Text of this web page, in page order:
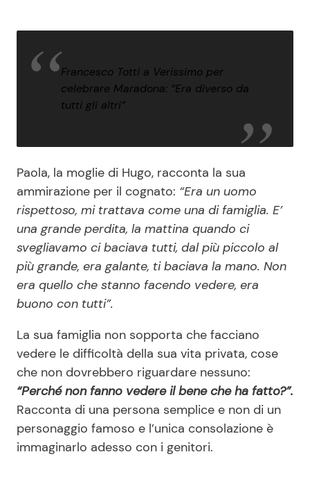
Francesco Totti a Verissimo per
celebrare Maradona: “Era diverso da
tutti gli altri”
Paola, la moglie di Hugo, racconta la sua
ammirazione per il cognato: “Era un uomo
rispettoso, mi trattava come una di famiglia. E’
una grande perdita, la mattina quando ci
svegliavamo ci baciava tutti, dal più piccolo al
più grande, era galante, ti baciava la mano. Non
era quello che stanno facendo vedere, era
buono con tutti”.
La sua famiglia non sopporta che facciano
vedere le difficoltà della sua vita privata, cose
che non dovrebbero riguardare nessuno:
“Perché non fanno vedere il bene che ha fatto?”.
Racconta di una persona semplice e non di un
personaggio famoso e l’unica consolazione è
immaginarlo adesso con i genitori.